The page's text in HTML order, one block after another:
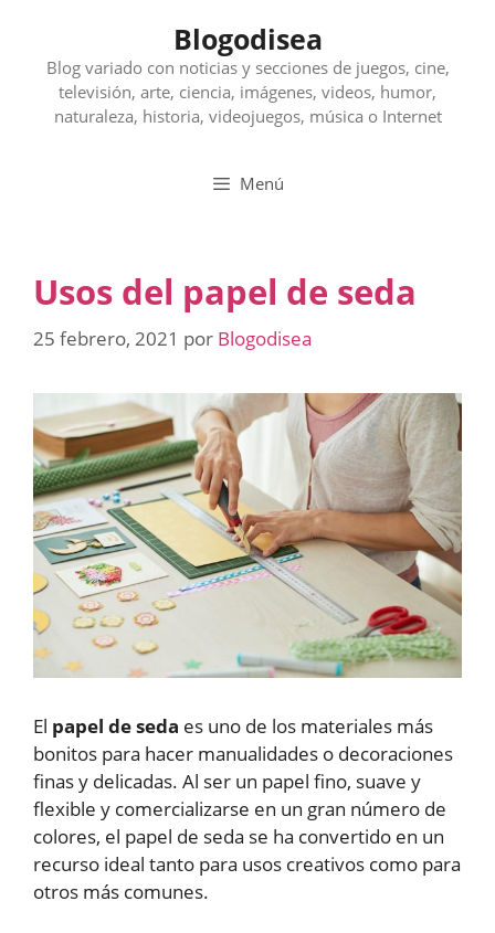
contenido
Blogodisea
Blog variado con noticias y secciones de juegos, cine,
televisión, arte, ciencia, imágenes, videos, humor,
naturaleza, historia, videojuegos, música o Internet
Menú
Usos del papel de seda
25 febrero, 2021 por Blogodisea
El papel de seda es uno de los materiales más
bonitos para hacer manualidades o decoraciones
finas y delicadas. Al ser un papel fino, suave y
flexible y comercializarse en un gran número de
colores, el papel de seda se ha convertido en un
recurso ideal tanto para usos creativos como para
otros más comunes.